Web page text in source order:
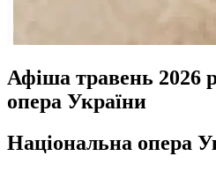
Афіша травень 2026
опера України
Національна опера